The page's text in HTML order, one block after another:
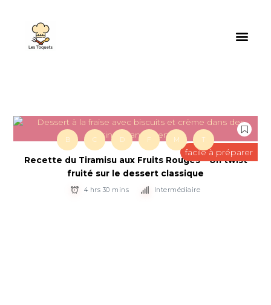
facile à préparer
B C D F M T
Recette du Tiramisu aux Fruits Rouges – Un twist
fruité sur le dessert classique
4 hrs 30 mins Intermédiaire